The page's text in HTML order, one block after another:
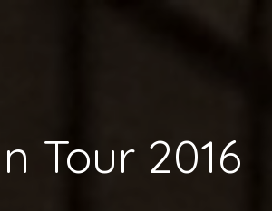
Tour 2016